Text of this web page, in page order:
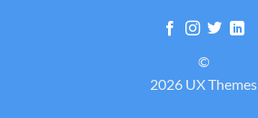
©
2026 UX Themes